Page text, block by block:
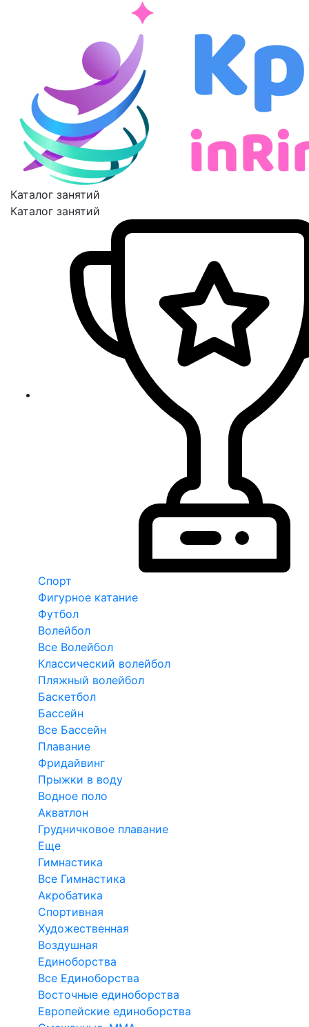
Каталог занятий
Каталог занятий
Спорт
Фигурное катание
Футбол
Волейбол
Все Волейбол
Классический волейбол
Пляжный волейбол
Баскетбол
Бассейн
Все Бассейн
Плавание
Фридайвинг
Прыжки в воду
Водное поло
Акватлон
Грудничковое плавание
Еще
Гимнастика
Все Гимнастика
Акробатика
Спортивная
Художественная
Воздушная
Единоборства
Все Единоборства
Восточные единоборства
Европейские единоборства